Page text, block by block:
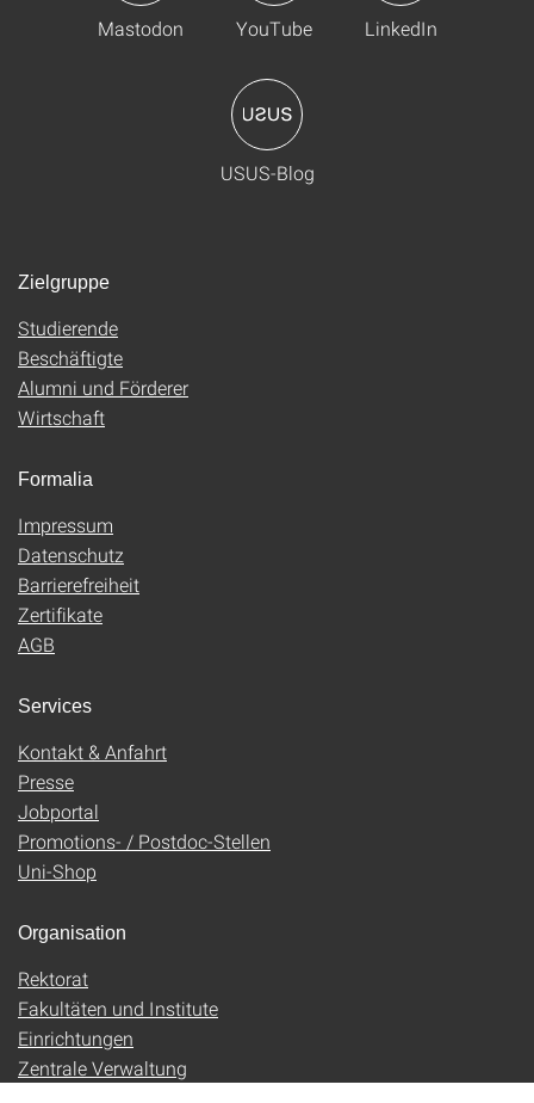
Mastodon YouTube LinkedIn
USUS-Blog
Zielgruppe
Studierende
Beschäftigte
Alumni und Förderer
Wirtschaft
Formalia
Impressum
Datenschutz
Barrierefreiheit
Zertifikate
AGB
Services
Kontakt & Anfahrt
Presse
Jobportal
Promotions- / Postdoc-Stellen
Uni-Shop
Organisation
Rektorat
Fakultäten und Institute
Einrichtungen
Zentrale Verwaltung